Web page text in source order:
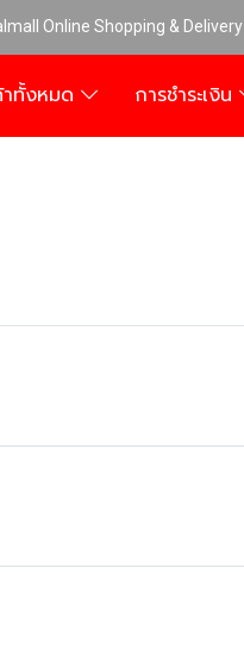
Online Shopping & Delivery
ทั้งหมด การชำระเงิน